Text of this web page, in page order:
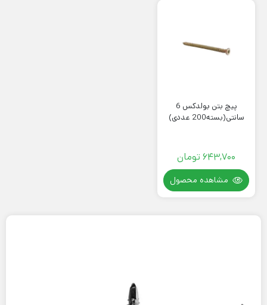
پیچ بتن بولدکس 6
سانتی(بسته200 عددی)
643,700 تومان
مشاهده محصول